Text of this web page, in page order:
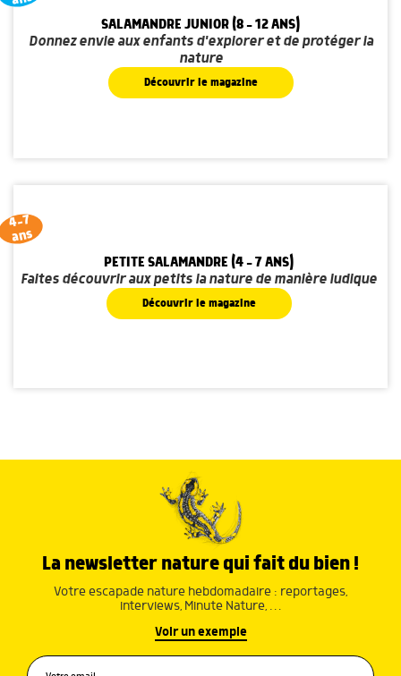
SALAMANDRE JUNIOR (8 - 12 ANS)
Donnez envie aux enfants d'explorer et de protéger la
nature
Découvrir le magazine
4-7
ans
PETITE SALAMANDRE (4 - 7 ANS)
Faites découvrir aux petits la nature de manière ludique
Découvrir le magazine
La newsletter nature qui fait du bien !
Votre escapade nature hebdomadaire : reportages,
interviews, Minute Nature, …
Voir un exemple